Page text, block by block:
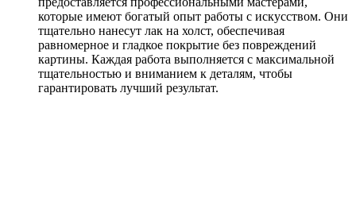
которые имеют богатый опыт работы с искусством. Они
тщательно нанесут лак на холст, обеспечивая
равномерное и гладкое покрытие без повреждений
картины. Каждая работа выполняется с максимальной
тщательностью и вниманием к деталям, чтобы
гарантировать лучший результат.